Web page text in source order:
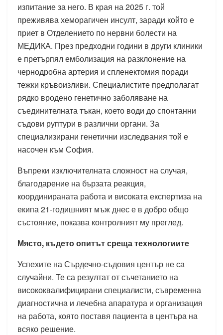
изпитание за него. В края на 2025 г. той
преживява хеморагичен инсулт, заради който е
приет в Отделението по нервни болести на
МЕДИКА. През предходни години в други клиники
е претърпял емболизация на разклонение на
чернодробна артерия и спленектомия поради
тежки кръвоизливи. Специалистите предполагат
рядко вродено генетично заболяване на
съединителната тъкан, което води до спонтанни
съдови руптури в различни органи. За
специализирани генетични изследвания той е
насочен към София.
Въпреки изключителната сложност на случая,
благодарение на бързата реакция,
координираната работа и високата експертиза на
екипа 21-годишният мъж днес е в добро общо
състояние, показва контролният му преглед.
Място, където опитът среща технологиите
Успехите на Сърдечно-съдовия център не са
случайни. Те са резултат от съчетанието на
висококвалифицирани специалисти, съвременна
диагностична и лечебна апаратура и организация
на работа, която поставя пациента в центъра на
всяко решение.